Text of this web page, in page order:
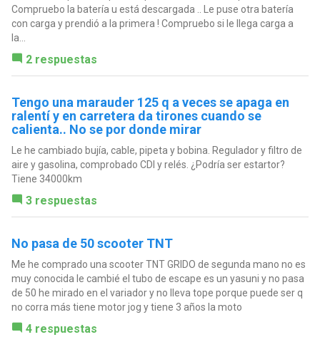
Compruebo la batería u está descargada .. Le puse otra batería
con carga y prendió a la primera ! Compruebo si le llega carga a
la...
2 respuestas
Tengo una marauder 125 q a veces se apaga en
ralentí y en carretera da tirones cuando se
calienta.. No se por donde mirar
Le he cambiado bujía, cable, pipeta y bobina. Regulador y filtro de
aire y gasolina, comprobado CDI y relés. ¿Podría ser estartor?
Tiene 34000km
3 respuestas
No pasa de 50 scooter TNT
Me he comprado una scooter TNT GRIDO de segunda mano no es
muy conocida le cambié el tubo de escape es un yasuni y no pasa
de 50 he mirado en el variador y no lleva tope porque puede ser q
no corra más tiene motor jog y tiene 3 años la moto
4 respuestas